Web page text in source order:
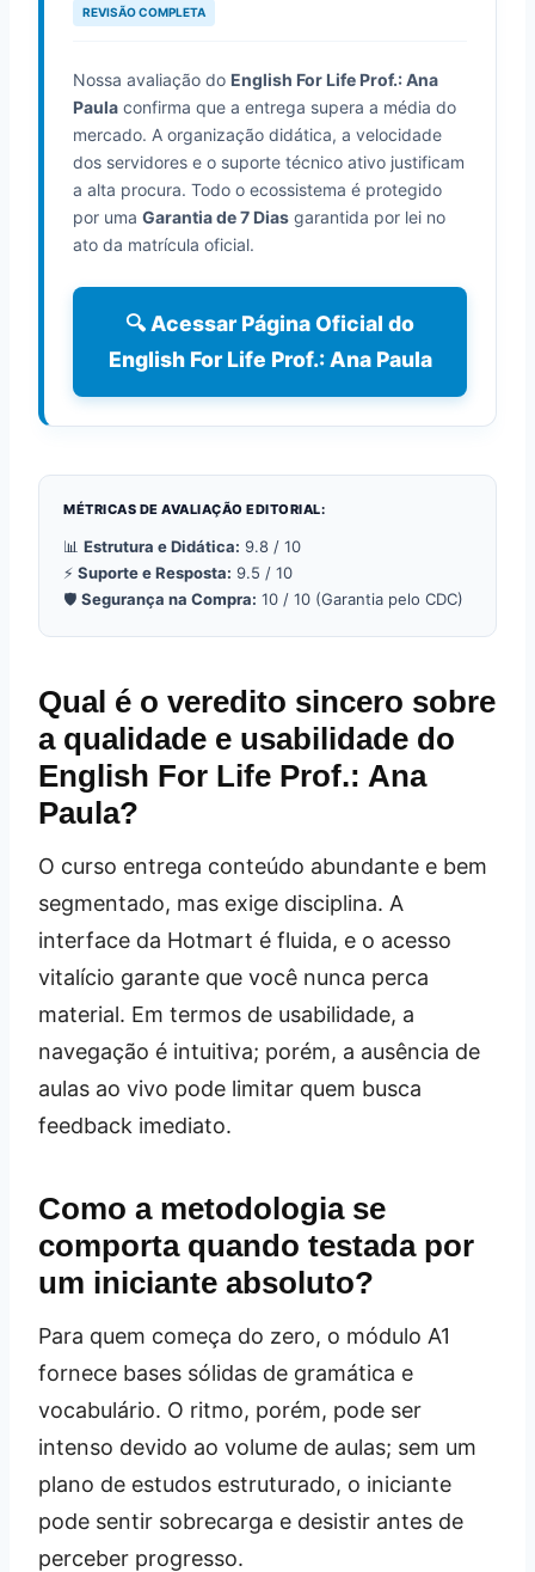
REVISÃO COMPLETA
Nossa avaliação do English For Life Prof.: Ana
Paula confirma que a entrega supera a média do
mercado. A organização didática, a velocidade
dos servidores e o suporte técnico ativo justificam
a alta procura. Todo o ecossistema é protegido
por uma Garantia de 7 Dias garantida por lei no
ato da matrícula oficial.
🔍 Acessar Página Oficial do
English For Life Prof.: Ana Paula
MÉTRICAS DE AVALIAÇÃO EDITORIAL:
📊 Estrutura e Didática: 9.8 / 10
⚡ Suporte e Resposta: 9.5 / 10
🛡️ Segurança na Compra: 10 / 10 (Garantia pelo CDC)
Qual é o veredito sincero sobre
a qualidade e usabilidade do
English For Life Prof.: Ana
Paula?
O curso entrega conteúdo abundante e bem
segmentado, mas exige disciplina. A
interface da Hotmart é fluida, e o acesso
vitalício garante que você nunca perca
material. Em termos de usabilidade, a
navegação é intuitiva; porém, a ausência de
aulas ao vivo pode limitar quem busca
feedback imediato.
Como a metodologia se
comporta quando testada por
um iniciante absoluto?
Para quem começa do zero, o módulo A1
fornece bases sólidas de gramática e
vocabulário. O ritmo, porém, pode ser
intenso devido ao volume de aulas; sem um
plano de estudos estruturado, o iniciante
pode sentir sobrecarga e desistir antes de
perceber progresso.